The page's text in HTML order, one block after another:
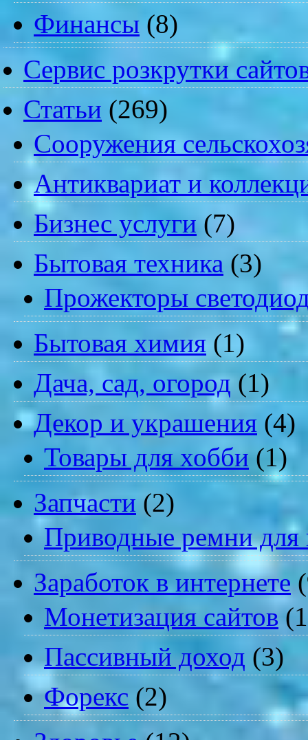
Финансы (8)
Сервис розкрутки
Статьи (269)
Cооружения
Антиквариат и
Бизнес услуги (7)
Бытовая техника (3)
Прожекторы
Бытовая химия (1)
Дача, сад, огород(1)
Декор и украшения (4)
Товары для хобби (1)
Запчасти (2)
Приводные ремни для
Заработок в интернете
Монетизация сайтов
Пассивный доход (3)
Форекс (2)